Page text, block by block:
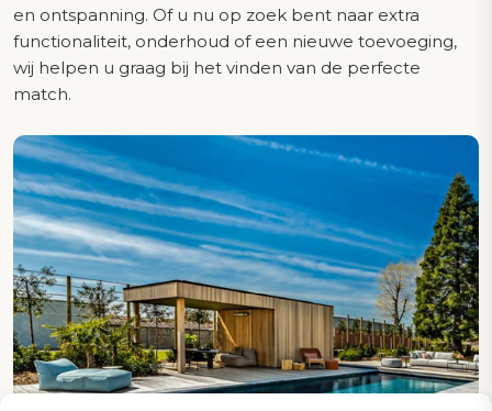
en ontspanning. Of u nu op zoek bent naar extra
functionaliteit, onderhoud of een nieuwe toevoeging,
wij helpen u graag bij het vinden van de perfecte
match.